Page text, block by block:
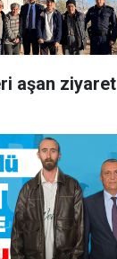
aşan ziyaret